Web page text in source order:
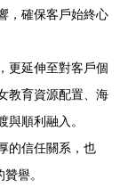
，確保客戶始終心
更延伸至對客戶個
教育資源配置、海
順利融入。
的信任關系，也
譽。